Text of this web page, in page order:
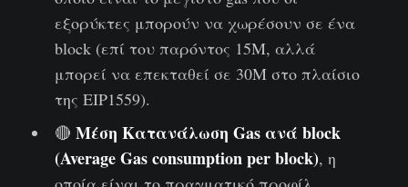
εξορύκτες μπορούν να χωρέσουν σε ένα
block (επί του παρόντος 15M, αλλά
μπορεί να επεκταθεί σε 30M στο πλαίσιο
της EIP1559).
🔴 Μέση Κατανάλωση Gas ανά block
(Average Gas consumption per block), η